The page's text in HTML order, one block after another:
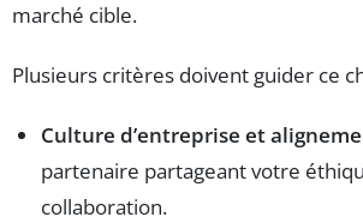
marché cible.
Plusieurs critères doivent guider ce
Culture d’entreprise et
partenaire partageant votre
collaboration.